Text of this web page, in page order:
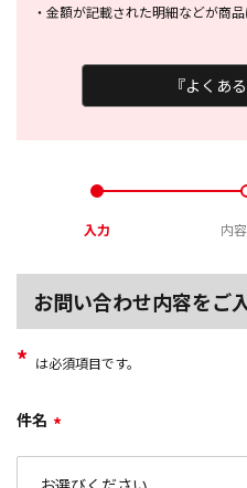
・ 金額が記載された明細などが商品
『よくあ
入力 内
お問い合わせ内容をご
* は必須項目です。
件名 *